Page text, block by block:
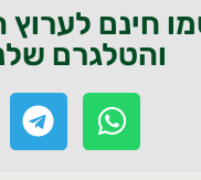
חינם לערוץ
והטלגרם